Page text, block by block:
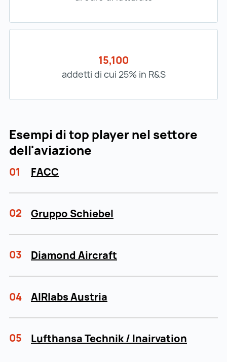
15,100
addetti di cui 25% in R&S
Esempi di top player nel settore
dell'aviazione
01 FACC
02 Gruppo Schiebel
03 Diamond Aircraft
04 AIRlabs Austria
05 Lufthansa Technik / Inairvation